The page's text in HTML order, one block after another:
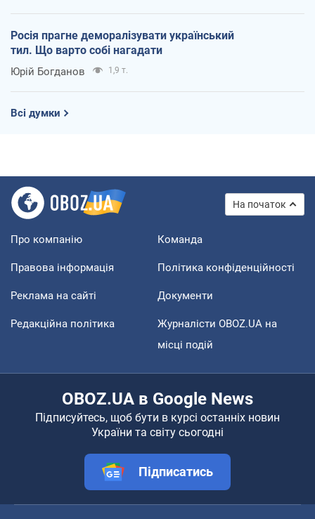
Росія прагне деморалізувати український
тил. Що варто собі нагадати
Юрій Богданов 1,9 т.
Всі думки
На початок
Про компанію Команда
Правова інформація Політика конфіденційності
Реклама на сайті Документи
Редакційна політика
Журналісти OBOZ.UA на
місці подій
OBOZ.UA в Google News
Підписуйтесь, щоб бути в курсі останніх новин
України та світу сьогодні
Підписатись